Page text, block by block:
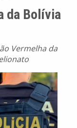
da Bolívia
Vermelha da